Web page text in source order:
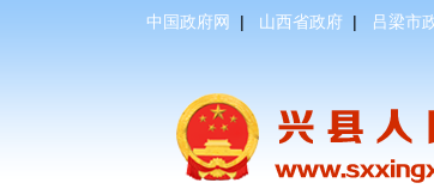
中国政府网 | 山西省政府 | 吕梁市